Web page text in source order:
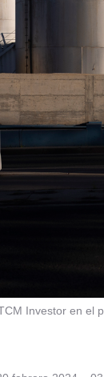
Investor en el